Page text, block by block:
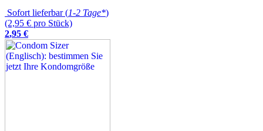
Sofort lieferbar (1-2 Tage*)
(2,95 € pro Stück)
2,95 €